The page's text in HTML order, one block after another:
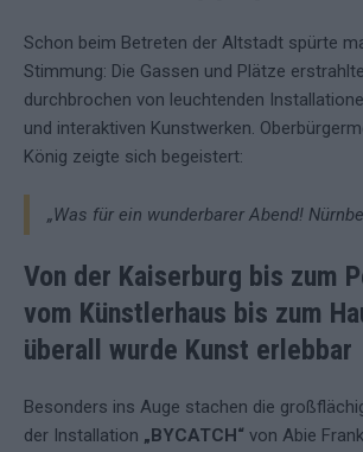
Schon beim Betreten der Altstadt spürte
Stimmung: Die Gassen und Plätze
durchbrochen von leuchtenden
und interaktiven Kunstwerken.
König zeigte sich begeistert:
„Was für ein wunderbarer Abend!
Von der Kaiserburg bis zum
vom Künstlerhaus bis zum
überall wurde Kunst erlebbar
Besonders ins Auge stachen die
der Installation „BYCATCH“ von Abie